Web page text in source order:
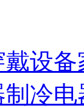
设备
制冷电